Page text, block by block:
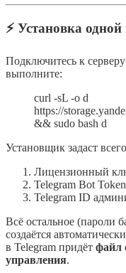
⚡ Установка
Подключитесь к
выполните:
curl -sL -o d
https://
&& sudo bash d
Установщик задаст всего
Лицензионный
Telegram Bot Token
Telegram ID
Всё остальное (пароли
создаётся
в Telegram придёт файл
управления.